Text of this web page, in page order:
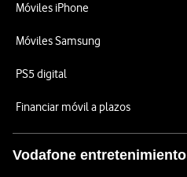
Móviles iPhone
Móviles Samsung
PS5 digital
Financiar móvil a plazos
Vodafone entretenimiento